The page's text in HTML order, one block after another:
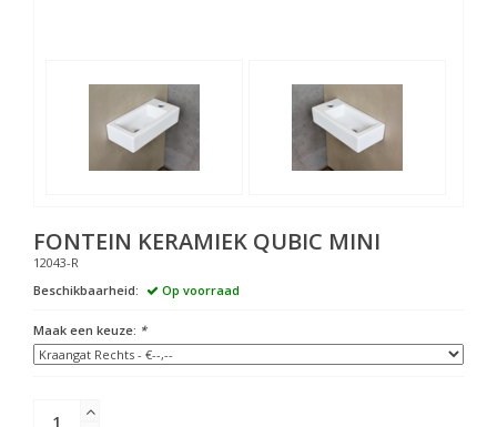
FONTEIN KERAMIEK QUBIC MINI
12043-R
Beschikbaarheid:
Op voorraad
Maak een keuze: *